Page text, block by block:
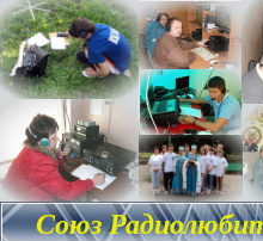
Союз